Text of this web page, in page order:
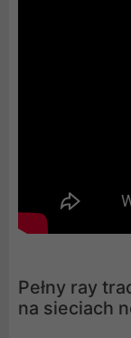
Pełny ray
na sieciach